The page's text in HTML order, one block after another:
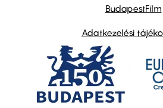
BudapestFilm
Adatkezelési